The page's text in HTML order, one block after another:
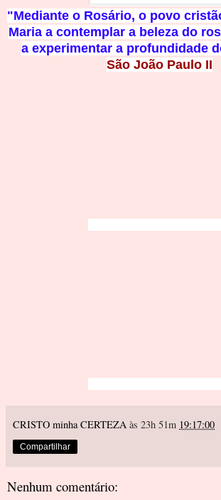
"Mediante o Rosário, o povo
Maria a contemplar a beleza do
a experimentar a profundidade d
São João Paulo II
CRISTO minha CERTEZA às 23h 51m 19:17:00
Compartilhar
Nenhum comentário: